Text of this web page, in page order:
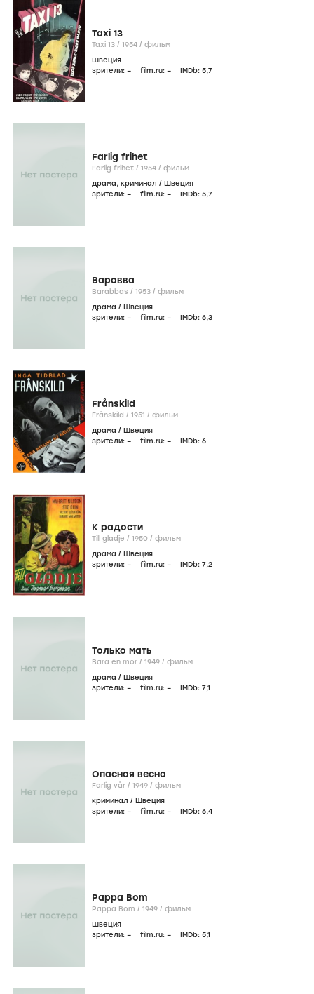
Taxi 13
Taxi 13 / 1954 / фильм
Швеция
зрители: – film.ru: – IMDb: 5,7
Farlig frihet
Farlig frihet / 1954 / фильм
драма, криминал / Швеция
зрители: – film.ru: – IMDb: 5,7
Варавва
Barabbas / 1953 / фильм
драма / Швеция
зрители: – film.ru: – IMDb: 6,3
Frånskild
Frånskild / 1951 / фильм
драма / Швеция
зрители: – film.ru: – IMDb: 6
К радости
Till gladje / 1950 / фильм
драма / Швеция
зрители: – film.ru: – IMDb: 7,2
Только мать
Bara en mor / 1949 / фильм
драма / Швеция
зрители: – film.ru: – IMDb: 7,1
Опасная весна
Farlig vår / 1949 / фильм
криминал / Швеция
зрители: – film.ru: – IMDb: 6,4
Pappa Bom
Pappa Bom / 1949 / фильм
Швеция
зрители: – film.ru: – IMDb: 5,1